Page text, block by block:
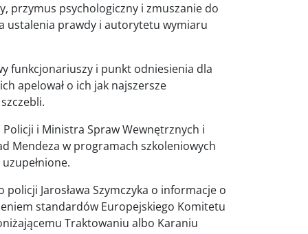
przymus psychologiczny i zmuszanie do
ustalenia prawdy i autorytetu wymiaru
funkcjonariuszy i punkt odniesienia dla
apelował o ich jak najszersze
i Ministra Spraw Wewnętrznych i
Mendeza w programach szkoleniowych
Jarosława Szymczyka o informacje o
standardów Europejskiego Komitetu
Traktowaniu albo Karaniu